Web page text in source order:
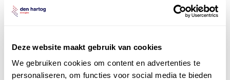
Deze website maakt gebruik van cookies
We gebruiken cookies om content en advertenties te
personaliseren, om functies voor social media te bieden